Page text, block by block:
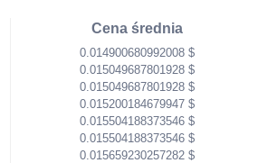
Cena średnia
0.014900680992008 $
0.015049687801928 $
0.015049687801928 $
0.015200184679947 $
0.015504188373546 $
0.015504188373546 $
0.015659230257282 $